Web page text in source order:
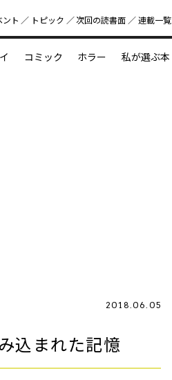
ント トピック 次回の読書⾯ 連載一覧
コミック ホラー 私が選ぶ本
2018.06.05
込まれた記憶